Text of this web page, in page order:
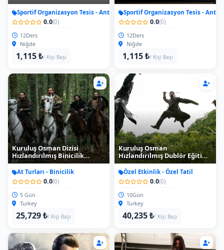
Sportif Organizasyon Tesis - Antrenman
0.0(0)
12Ders
Niğde
1,115 ₺/ Kişi Başı
Sportif Organizasyon Tesis -
0.0(0)
12Ders
Niğde
1,115 ₺/ Kişi Başı
Her Yas
Kuruluş Osman Dizisi
Hızlandırılmış Binicilik
Eğitimi
At Turları - Binicilik
0.0(0)
5 Gün
Turkey
25,729 ₺/ Kişi Başı
Her Yas
Kuruluş Osman
Hızlandırılmış Dublör Eğitimi
1.Seviye
Özel Etkinlik - Özel Tatil
0.0(0)
10Gün
Turkey
40,235 ₺/ Kişi Başı